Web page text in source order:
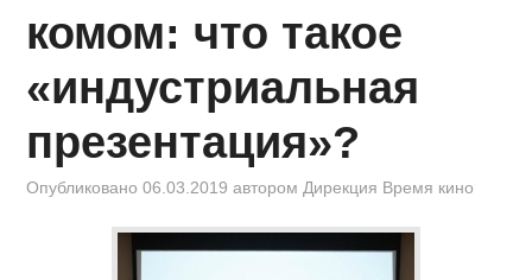
комом: что такое
«индустриальная
презентация»?
Опубликовано06.03.2019 автором Дирекция Время кино